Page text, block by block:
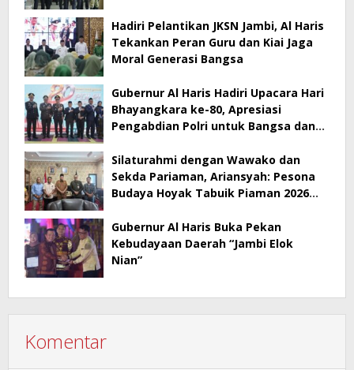
Hadiri Pelantikan JKSN Jambi, Al Haris
Tekankan Peran Guru dan Kiai Jaga
Moral Generasi Bangsa
Gubernur Al Haris Hadiri Upacara Hari
Bhayangkara ke-80, Apresiasi
Pengabdian Polri untuk Bangsa dan
Silaturahmi dengan Wawako dan
Sekda Pariaman, Ariansyah: Pesona
Budaya Hoyak Tabuik Piaman 2026
Gubernur Al Haris Buka Pekan
Kebudayaan Daerah “Jambi Elok
Nian”
Komentar